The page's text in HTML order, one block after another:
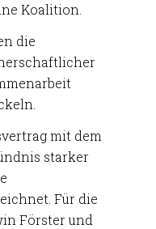
Koalition.
die
mit dem
starker
Für die
Förster und